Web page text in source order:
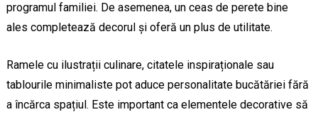
programul familiei. De asemenea, un ceas de perete bine
ales completează decorul și oferă un plus de utilitate.
Ramele cu ilustrații culinare, citatele inspiraționale sau
tablourile minimaliste pot aduce personalitate bucătăriei fără
a încărca spațiul. Este important ca elementele decorative să